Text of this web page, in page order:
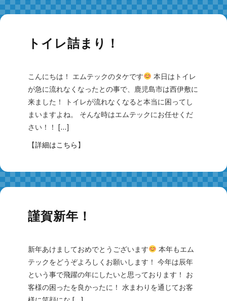
トイレ詰まり！
こんにちは！ エムテックのタケです
本日はトイレ
が急に流れなくなったとの事で、鹿児島市は西伊敷に
来ました！ トイレが流れなくなると本当に困ってし
まいますよね。 そんな時はエムテックにお任せくだ
さい！！ […]
【詳細はこちら 】
謹賀新年！
新年あけましておめでとうございます
本年もエム
テックをどうぞよろしくお願いします！ 今年は辰年
という事で飛躍の年にしたいと思っております！ お
客様の困ったを良かったに！ 水まわりを通じてお客